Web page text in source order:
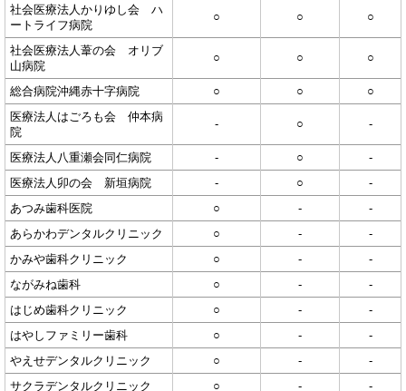
社会医療法人かりゆし会 ハ
ートライフ病院
○ ○ ○
社会医療法人葦の会 オリブ
山病院
○ ○ ○
総合病院沖縄赤十字病院 ○ ○
○
医療法人はごろも会 仲本病
院
- ○ -
医療法人八重瀬会同仁病院 - ○
-
医療法人卯の会 新垣病院
- ○
-
あつみ歯科医院
○ -
-
あらかわデンタルクリニック
○ -
-
かみや歯科クリニック
○ -
-
ながみね歯科
○ -
-
はじめ歯科クリニック
○ -
-
はやしファミリー歯科
○ -
-
やえせデンタルクリニック
○ -
-
サクラデンタルクリニック
○ -
-